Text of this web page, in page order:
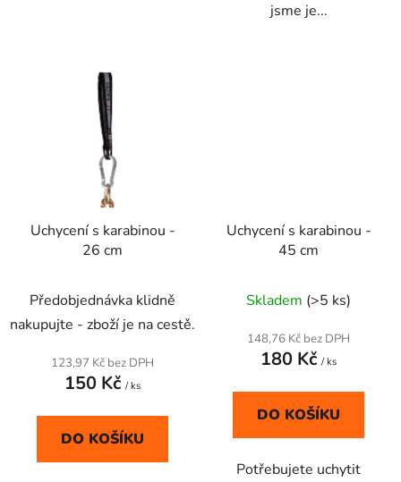
jsme je...
Uchycení s karabinou -
26 cm
Předobjednávka klidně
nakupujte - zboží je na cestě.
123,97 Kč bez DPH
150 Kč / ks
DO KOŠÍKU
Uchycení s karabinou -
45 cm
Skladem (>5 ks)
148,76 Kč bez DPH
180 Kč / ks
DO KOŠÍKU
Potřebujete uchytit